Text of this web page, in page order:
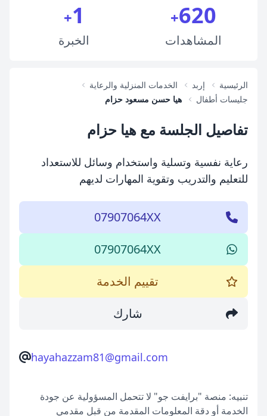
620
+
المشاهدات
1
+
الخبرة
الرئيسية إربد
الخدمات المنزلية والرعاية
جليسات أطفال
هيا حسن مسعود حزام
تفاصيل الجلسة مع هيا حزام
رعاية نفسية وتسلية واستخدام وسائل للاستعداد
للتعليم والتدريب وتقوية المهارات لديهم
07907064XX
07907064XX
تقييم الخدمة
شارك
hayahazzam81@gmail.com
تنبيه: منصة "برايفت جو" لا تتحمل المسؤولية عن جودة
الخدمة أو دقة المعلومات المقدمة من قبل مقدمي